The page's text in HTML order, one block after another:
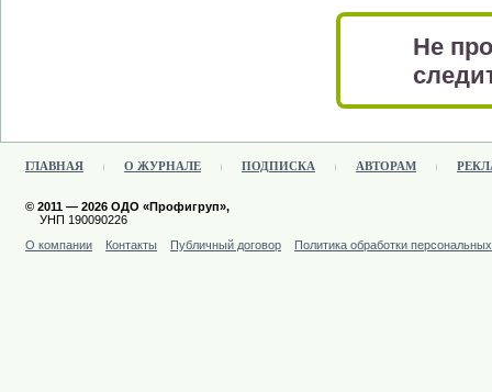
Не
ГЛАВНАЯ О ЖУРНАЛЕ ПОДПИСКА АВТОРАМ
© 2011 — 2026 ОДО «Профигруп»,
УНП 190090226
О компании
Контакты Публичный договор Политика обработки